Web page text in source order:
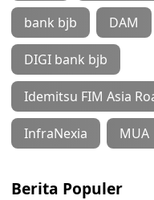
bank bjb DAM
DIGI bank bjb
Idemitsu FIM Asia
InfraNexia MUA
Berita Populer